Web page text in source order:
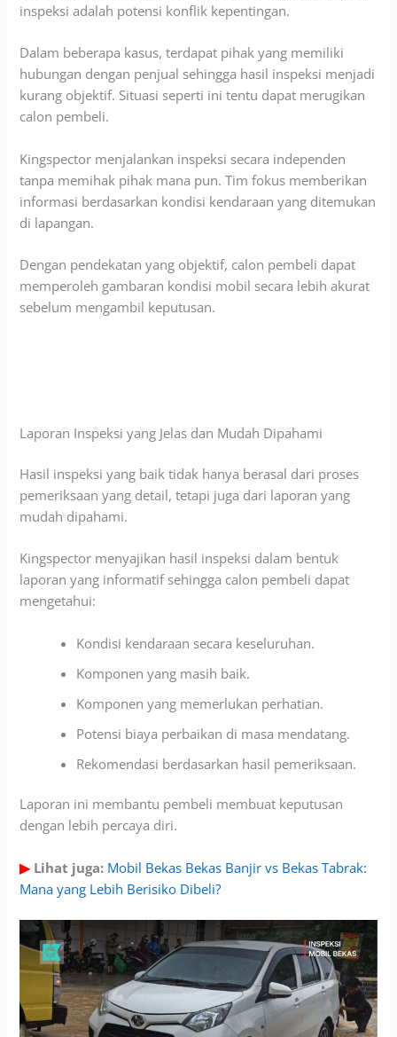
inspeksi adalah potensi konflik kepentingan.
Dalam beberapa kasus, terdapat pihak yang memiliki
hubungan dengan penjual sehingga hasil inspeksi menjadi
kurang objektif. Situasi seperti ini tentu dapat merugikan
calon pembeli.
Kingspector menjalankan inspeksi secara independen
tanpa memihak pihak mana pun. Tim fokus memberikan
informasi berdasarkan kondisi kendaraan yang ditemukan
di lapangan.
Dengan pendekatan yang objektif, calon pembeli dapat
memperoleh gambaran kondisi mobil secara lebih akurat
sebelum mengambil keputusan.
Laporan Inspeksi yang Jelas dan Mudah Dipahami
Hasil inspeksi yang baik tidak hanya berasal dari proses
pemeriksaan yang detail, tetapi juga dari laporan yang
mudah dipahami.
Kingspector menyajikan hasil inspeksi dalam bentuk
laporan yang informatif sehingga calon pembeli dapat
mengetahui:
Kondisi kendaraan secara keseluruhan.
Komponen yang masih baik.
Komponen yang memerlukan perhatian.
Potensi biaya perbaikan di masa mendatang.
Rekomendasi berdasarkan hasil pemeriksaan.
Laporan ini membantu pembeli membuat keputusan
dengan lebih percaya diri.
▶Lihat juga: Mobil Bekas Bekas Banjir vs Bekas Tabrak:
Mana yang Lebih Berisiko Dibeli?